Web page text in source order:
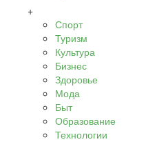
+
Спорт
Туризм
Культура
Бизнес
Здоровье
Мода
Быт
Образование
Технологии